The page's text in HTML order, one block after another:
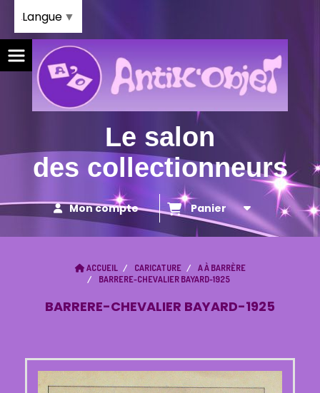
Le salon
des collectionneurs
Mon compte Panier
ACCUEIL CARICATURE
A À BARRÈRE
BARRERE-CHEVALIER BAYARD-1925
BARRERE-CHEVALIER BAYARD-1925
Langue ▼